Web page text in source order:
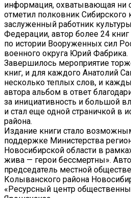
информация, охватывающая ни
отметил полковник Сибирского
заслуженный работник
Федерации, автор более 24
по истории Вооруженных сил
военного округа Юрий Фабрика.
Завершилось мероприятие
книг, и для каждого Анатолий
несколько теплых слов, и
автора альбом в ответ
за инициативность и большой
и стал еще одной страничкой в
района.
Издание книги стало
поддержке Министерства
Новосибирской области в
жива — герои бессмертны».
председатель местной
Колыванского района
«Ресурсный центр